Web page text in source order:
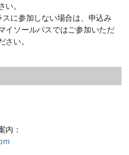
。
に参加しない場合は、申込み
イソールパスではご参加いただ
い。
内：